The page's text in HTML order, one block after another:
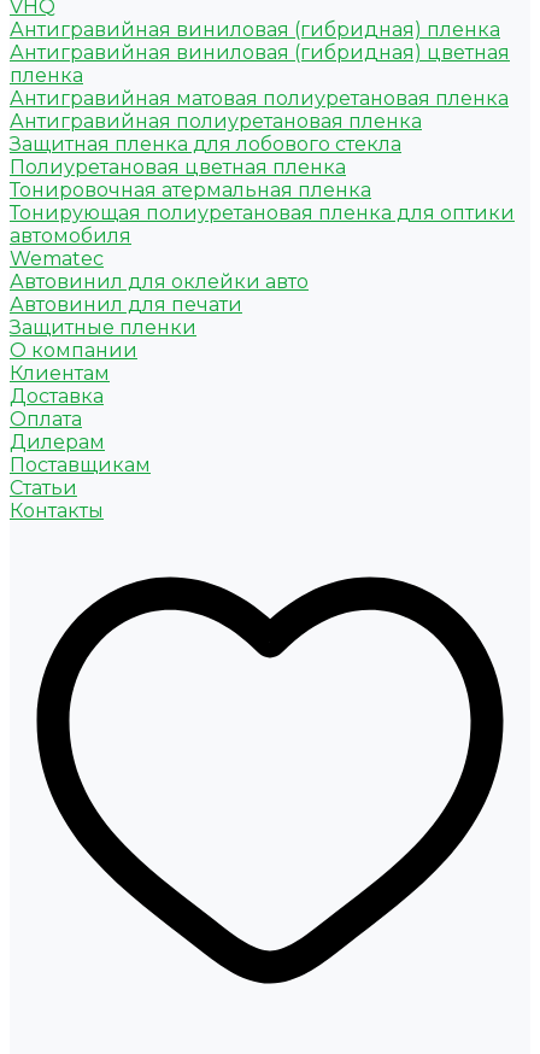
VHQ
Антигравийная виниловая (гибридная) пленка
Антигравийная виниловая (гибридная) цветная
пленка
Антигравийная матовая полиуретановая пленка
Антигравийная полиуретановая пленка
Защитная пленка для лобового стекла
Полиуретановая цветная пленка
Тонировочная атермальная пленка
Тонирующая полиуретановая пленка для оптики
автомобиля
Wematec
Автовинил для оклейки авто
Автовинил для печати
Защитные пленки
О компании
Клиентам
Доставка
Оплата
Дилерам
Поставщикам
Статьи
Контакты